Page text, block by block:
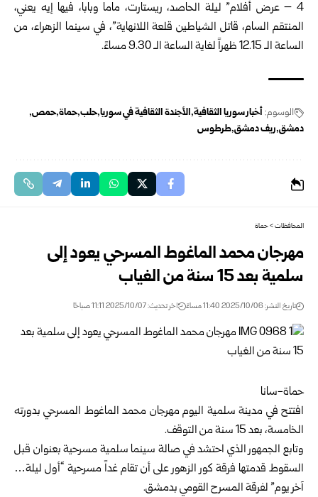
4 – عرض أفلام” ليلة الحاصد، ريستارت، ماما وبابا، فيها إيه يعني،
المنتقم السام، قاتل الشياطين قلعة اللانهاية”، في سينما الزهراء، من
الساعة الـ 12.15 ظهراً لغاية الساعة الـ 9.30 مساءً.
الوسوم: أخبار سوريا الثقافية الأجندة الثقافية في سوريا حلب حماة حمص
دمشق ريف دمشق طرطوس
المحافظات>حماة
مهرجان محمد الماغوط المسرحي يعود إلى
سلمية بعد 15 سنة من الغياب
تاريخ النشر: 2025/10/06 11:40 مساءً اخر تحديث: 2025/10/07 11:11 صباحًا
حماة-سانا
افتتح في مدينة سلمية اليوم مهرجان محمد الماغوط المسرحي بدورته
الخامسة، بعد 15 سنة من التوقف.
وتابع الجمهور الذي احتشد في صالة سينما سلمية مسرحية بعنوان قبل
السقوط قدمتها فرقة كور الزهور على أن تقام غداً مسرحية “أول ليلة…
آخر يوم” لفرقة المسرح القومي بدمشق.